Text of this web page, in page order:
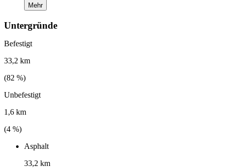
Mehr
Untergründe
Befestigt
33,2 km
(82 %)
Unbefestigt
1,6 km
(4 %)
Asphalt
33,2 km